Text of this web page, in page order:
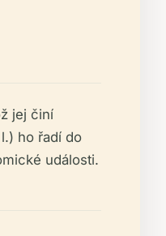
jej činí
ho řadí do
události.